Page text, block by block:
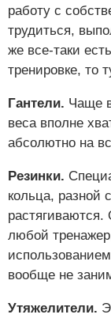
работу с
трудиться,
же все-таки
тренировке, то
Гантели. Чаще
веса вполне
абсолютно на
Резинки.
кольца, разной
любой
вообще не
Утяжелители.